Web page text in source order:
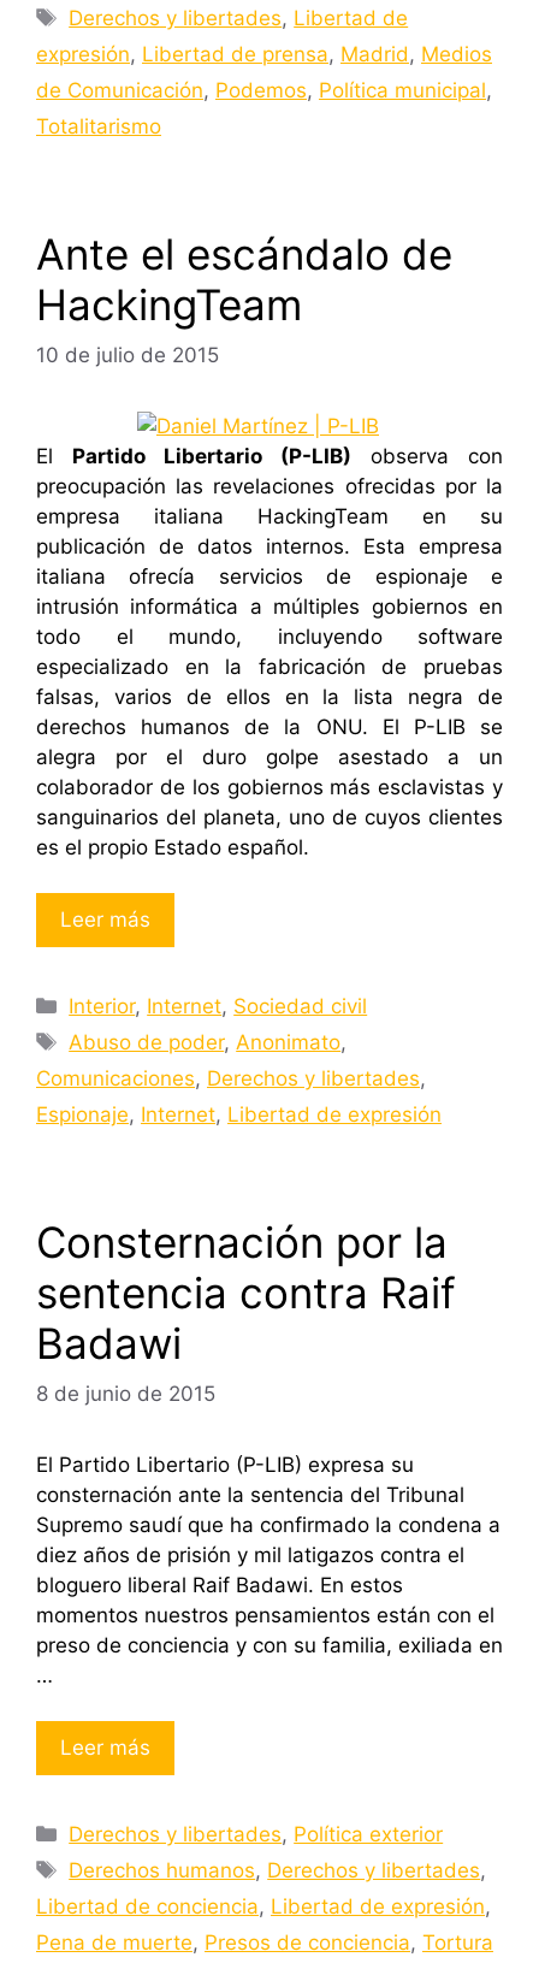
Etiquetas
Derechos y libertades, Libertad de
expresión, Libertad de prensa, Madrid, Medios
de Comunicación, Podemos, Política municipal,
Totalitarismo
Ante el escándalo de
HackingTeam
10 de julio de 2015
El Partido Libertario (P-LIB) observa con
preocupación las revelaciones ofrecidas por la
empresa italiana HackingTeam en su
publicación de datos internos. Esta empresa
italiana ofrecía servicios de espionaje e
intrusión informática a múltiples gobiernos en
todo el mundo, incluyendo software
especializado en la fabricación de pruebas
falsas, varios de ellos en la lista negra de
derechos humanos de la ONU. El P-LIB se
alegra por el duro golpe asestado a un
colaborador de los gobiernos más esclavistas y
sanguinarios del planeta, uno de cuyos clientes
es el propio Estado español.
Leer más
Categorías
Interior, Internet, Sociedad civil
Etiquetas
Abuso de poder,Anonimato,
Comunicaciones, Derechos y libertades,
Espionaje, Internet, Libertad de expresión
Consternación por la
sentencia contra Raif
Badawi
8 de junio de 2015
El Partido Libertario (P-LIB) expresa su
consternación ante la sentencia del Tribunal
Supremo saudí que ha confirmado la condena a
diez años de prisión y mil latigazos contra el
bloguero liberal Raif Badawi. En estos
momentos nuestros pensamientos están con el
preso de conciencia y con su familia, exiliada en
…
Leer más
Categorías
Derechos y libertades, Política exterior
Etiquetas
Derechos humanos, Derechos y libertades,
Libertad de conciencia, Libertad de expresión,
Pena de muerte, Presos de conciencia, Tortura